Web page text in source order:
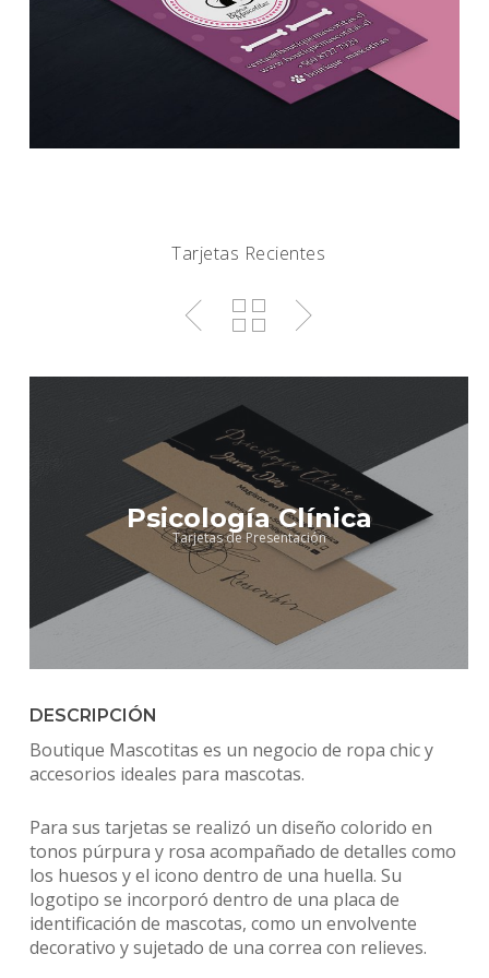
Tarjetas Recientes
Psicología Clínica
Tarjetas de Presentación
DESCRIPCIÓN
Boutique Mascotitas es un negocio de ropa chic y
accesorios ideales para mascotas.
Para sus tarjetas se realizó un diseño colorido en
tonos púrpura y rosa acompañado de detalles como
los huesos y el icono dentro de una huella. Su
logotipo se incorporó dentro de una placa de
identificación de mascotas, como un envolvente
decorativo y sujetado de una correa con relieves.